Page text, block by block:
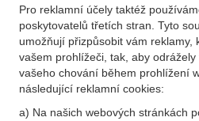
Pro reklamní účely taktéž
poskytovatelů třetích stran. Tyto
umožňují přizpůsobit vám reklamy,
vašem prohlížeči, tak, aby
vašeho chování během prohlížení
následující reklamní cookies:
a) Na našich webových stránkách